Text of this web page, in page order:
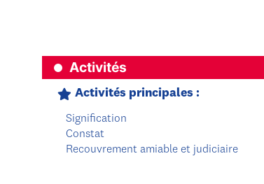
Activités
Activités principales :
Signification
Constat
Recouvrement amiable et judiciaire